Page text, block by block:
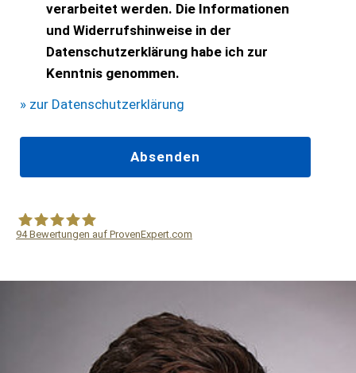
verarbeitet werden. Die Informationen
und Widerrufshinweise in der
Datenschutzerklärung habe ich zur
Kenntnis genommen.
» zur Datenschutzerklärung
94Bewertungen auf ProvenExpert.com